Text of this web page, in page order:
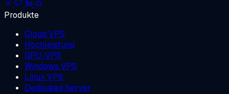
Produkte
Cloud VPS
Hochleistung
GPU-VPS
Windows VPS
Linux VPS
Dedicated Server